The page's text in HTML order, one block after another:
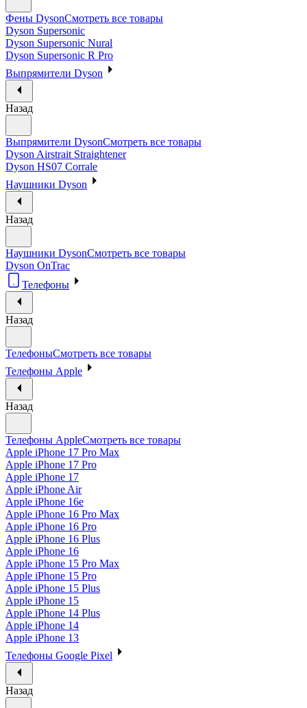
Фены DysonСмотреть все товары
Dyson Supersonic
Dyson Supersonic Nural
Dyson Supersonic R Pro
Выпрямители Dyson
Назад
Выпрямители DysonСмотреть все товары
Dyson Airstrait Straightener
Dyson HS07 Corrale
Наушники Dyson
Назад
Наушники DysonСмотреть все товары
Dyson OnTrac
Телефоны
Назад
ТелефоныСмотреть все товары
Телефоны Apple
Назад
Телефоны AppleСмотреть все товары
Apple iPhone 17 Pro Max
Apple iPhone 17 Pro
Apple iPhone 17
Apple iPhone Air
Apple iPhone 16e
Apple iPhone 16 Pro Max
Apple iPhone 16 Pro
Apple iPhone 16 Plus
Apple iPhone 16
Apple iPhone 15 Pro Max
Apple iPhone 15 Pro
Apple iPhone 15 Plus
Apple iPhone 15
Apple iPhone 14 Plus
Apple iPhone 14
Apple iPhone 13
Телефоны Google Pixel
Назад